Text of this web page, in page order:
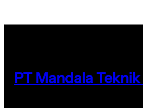
PT Mandala